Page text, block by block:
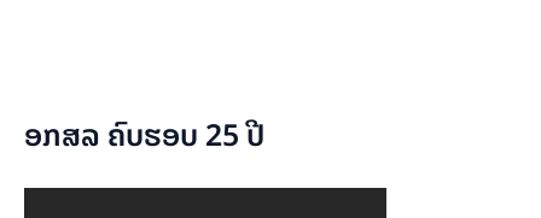
ອກສລ ຄົບຮອບ 25 ປີ